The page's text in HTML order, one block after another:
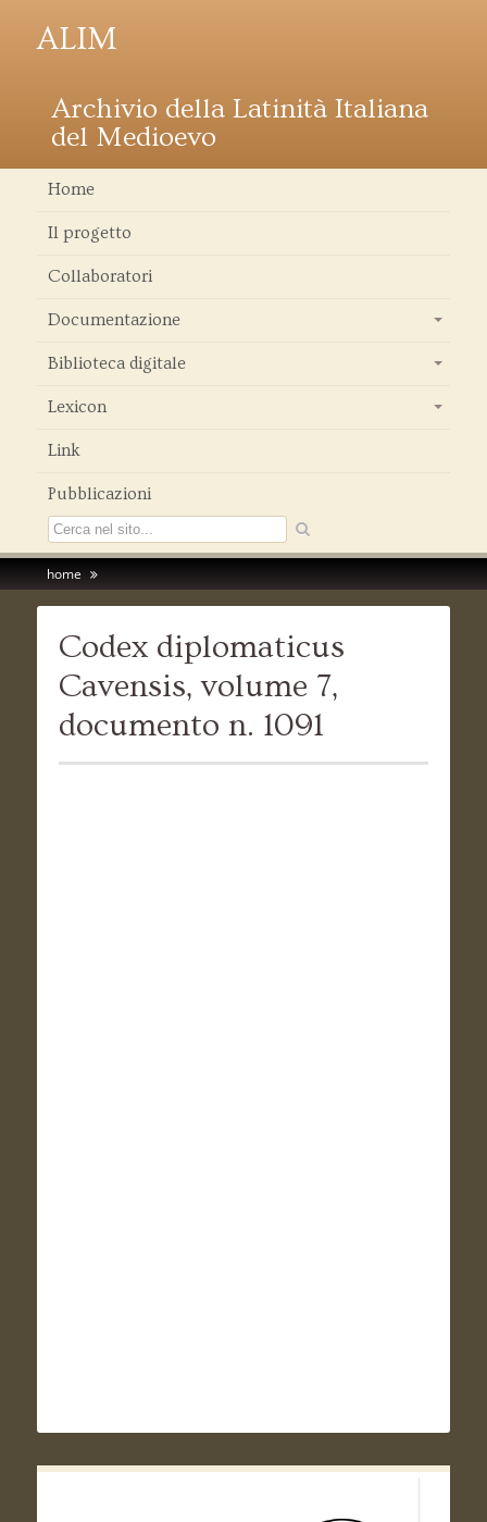
ALIM
Archivio della Latinità Italiana
del Medioevo
Home
Il progetto
Collaboratori
Documentazione
Biblioteca digitale
Lexicon
Link
Pubblicazioni
home
Codex diplomaticus
Cavensis, volume 7,
documento n. 1091